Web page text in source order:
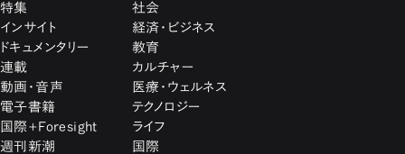
特集
インサイト
ドキュメンタリー
連載
動画・音声
電子書籍
国際+Foresight
週刊新潮
社会
経済・ビジネス
教育
カルチャー
医療・ウェルネス
テクノロジー
ライフ
国際